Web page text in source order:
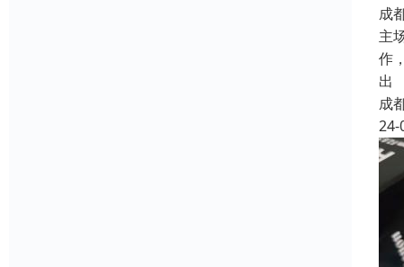
成
主
作
出
成
24-